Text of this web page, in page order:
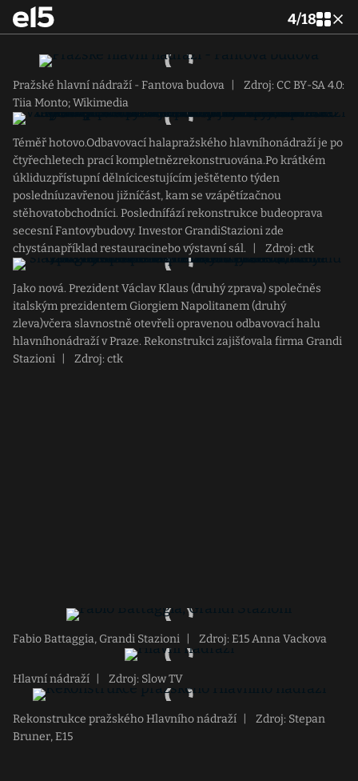
4/18
Pražské hlavní nádraží - Fantova budova
Zdroj: CC BY-SA 4.0:
Tiia Monto; Wikimedia
Téměř hotovo.Odbavovací halapražského hlavníhonádraží je po
čtyřechletech prací kompletnězrekonstruována.Po krátkém
úkliduzpřístupní dělnícicestujícím ještětento týden
posledníuzavřenou jižníčást, kam se vzápětízačnou
stěhovatobchodníci. Poslednífází rekonstrukce budeoprava
secesní Fantovybudovy. Investor GrandiStazioni zde
chystánapříklad restauracinebo výstavní sál.
Zdroj: ctk
Jako nová. Prezident Václav Klaus (druhý zprava) společněs
italským prezidentem Giorgiem Napolitanem (druhý
zleva)včera slavnostně otevřeli opravenou odbavovací halu
hlavníhonádraží v Praze. Rekonstrukci zajišťovala firma Grandi
Stazioni
Zdroj: ctk
Fabio Battaggia, Grandi Stazioni Zdroj: E15 Anna Vackova
Hlavní nádraží Zdroj: Slow TV
Rekonstrukce pražského Hlavního nádraží
Zdroj: Stepan
Bruner, E15